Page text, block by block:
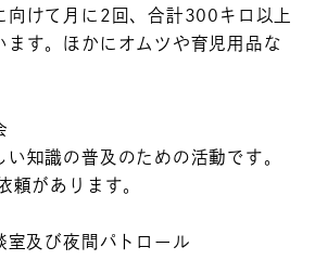
向けて月に2回、合計300キロ以上
ます。ほかにオムツや育児用品な
い知識の普及のための活動です。
頼があります。
室及び夜間パトロール